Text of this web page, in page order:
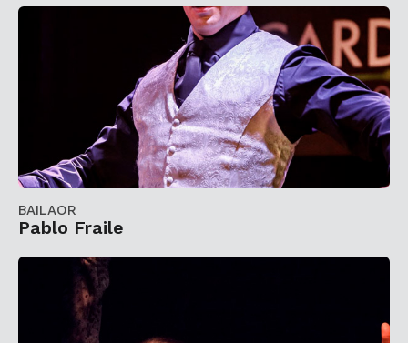
BAILAOR
Pablo Fraile